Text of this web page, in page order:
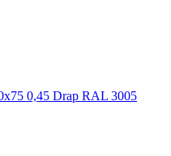
0,45 Drap RAL 3005